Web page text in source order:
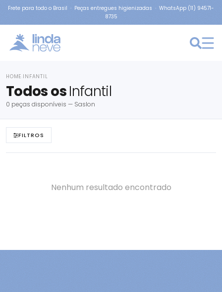
Frete para todo o Brasil · Peças entregues higienizadas · WhatsApp (11) 94571-
8735
HOME INFANTIL
Todos osInfantil
0 peças disponíveis — Saslon
FILTROS
Nenhum resultado encontrado